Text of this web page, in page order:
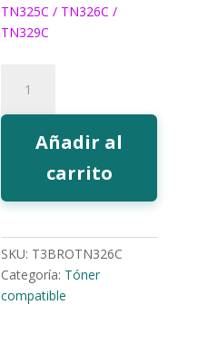
TN325C / TN326C /
TN329C
EcoInk
TN326
Añadir al
carrito
SKU: T3BROTN326C
Categoría: Tóner
compatible